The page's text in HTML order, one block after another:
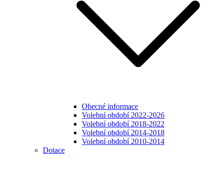
Obecné informace
Volební období 2022-2026
Volební období 2018-2022
Volební období 2014-2018
Volební období 2010-2014
Dotace